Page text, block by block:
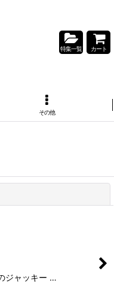
特集一覧 カート
その他
ジャッキー …